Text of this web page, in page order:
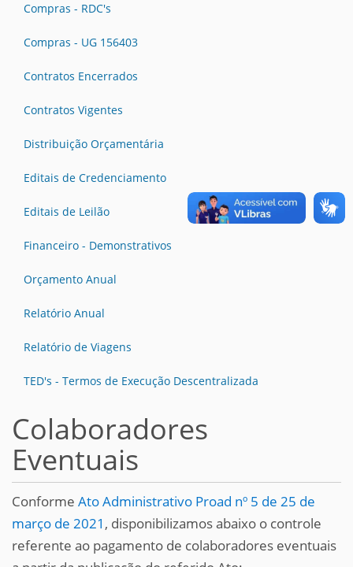
Compras - RDC's
Compras - UG 156403
Contratos Encerrados
Contratos Vigentes
Distribuição Orçamentária
Editais de Credenciamento
Editais de Leilão
Financeiro - Demonstrativos
Orçamento Anual
Relatório Anual
Relatório de Viagens
TED's - Termos de Execução Descentralizada
Colaboradores
Eventuais
Conforme Ato Administrativo Proad nº 5 de 25 de
março de 2021 , disponibilizamos abaixo o controle
referente ao pagamento de colaboradores eventuais